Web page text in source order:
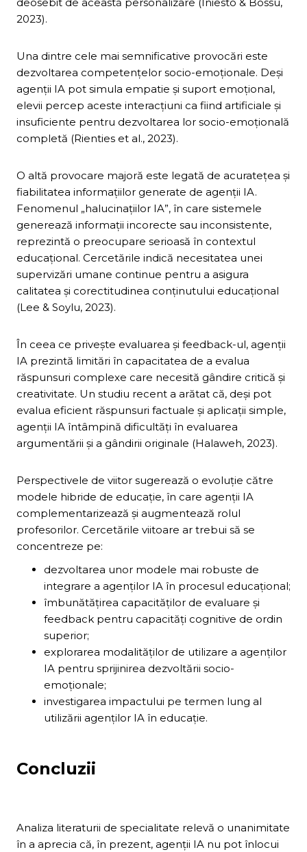
2023).
Una dintre cele mai semnificative provocări este
dezvoltarea competențelor socio-emoționale. Deși
agenții IA pot simula empatie și suport emoțional,
elevii percep aceste interacțiuni ca fiind artificiale și
insuficiente pentru dezvoltarea lor socio-emoțională
completă (Rienties et al., 2023).
O altă provocare majoră este legată de acuratețea și
fiabilitatea informațiilor generate de agenții IA.
Fenomenul „halucinațiilor IA”, în care sistemele
generează informații incorecte sau inconsistente,
reprezintă o preocupare serioasă în contextul
educațional. Cercetările indică necesitatea unei
supervizări umane continue pentru a asigura
calitatea și corectitudinea conținutului educațional
(Lee & Soylu, 2023).
În ceea ce privește evaluarea și feedback-ul, agenții
IA prezintă limitări în capacitatea de a evalua
răspunsuri complexe care necesită gândire critică și
creativitate. Un studiu recent a arătat că, deși pot
evalua eficient răspunsuri factuale și aplicații simple,
agenții IA întâmpină dificultăți în evaluarea
argumentării și a gândirii originale (Halaweh, 2023).
Perspectivele de viitor sugerează o evoluție către
modele hibride de educație, în care agenții IA
complementarizează și augmentează rolul
profesorilor. Cercetările viitoare ar trebui să se
concentreze pe:
dezvoltarea unor modele mai robuste de
integrare a agenților IA în procesul educațional;
îmbunătățirea capacităților de evaluare și
feedback pentru capacități cognitive de ordin
superior;
explorarea modalităților de utilizare a agenților
IA pentru sprijinirea dezvoltării socio-
emoționale;
investigarea impactului pe termen lung al
utilizării agenților IA în educație.
Concluzii
Analiza literaturii de specialitate relevă o unanimitate
în a aprecia că, în prezent, agenții IA nu pot înlocui